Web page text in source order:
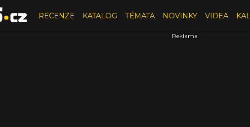
RECENZE KATALOG TÉMATA NOVINKY VIDEA